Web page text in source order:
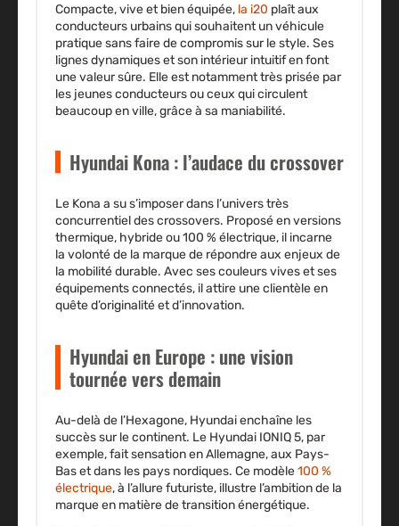
Compacte, vive et bien équipée, la i20 plaît aux
conducteurs urbains qui souhaitent un véhicule
pratique sans faire de compromis sur le style. Ses
lignes dynamiques et son intérieur intuitif en font
une valeur sûre. Elle est notamment très prisée par
les jeunes conducteurs ou ceux qui circulent
beaucoup en ville, grâce à sa maniabilité.
Hyundai Kona : l’audace du crossover
Le Kona a su s’imposer dans l’univers très
concurrentiel des crossovers. Proposé en versions
thermique, hybride ou 100 % électrique, il incarne
la volonté de la marque de répondre aux enjeux de
la mobilité durable. Avec ses couleurs vives et ses
équipements connectés, il attire une clientèle en
quête d’originalité et d’innovation.
Hyundai en Europe : une vision
tournée vers demain
Au-delà de l’Hexagone, Hyundai enchaîne les
succès sur le continent. Le Hyundai IONIQ 5, par
exemple, fait sensation en Allemagne, aux Pays-
Bas et dans les pays nordiques. Ce modèle100 %
électrique, à l’allure futuriste, illustre l’ambition de la
marque en matière de transition énergétique.